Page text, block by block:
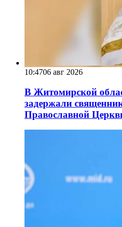
10:4706 авг 2026
В Житомирской
задержали
Православной